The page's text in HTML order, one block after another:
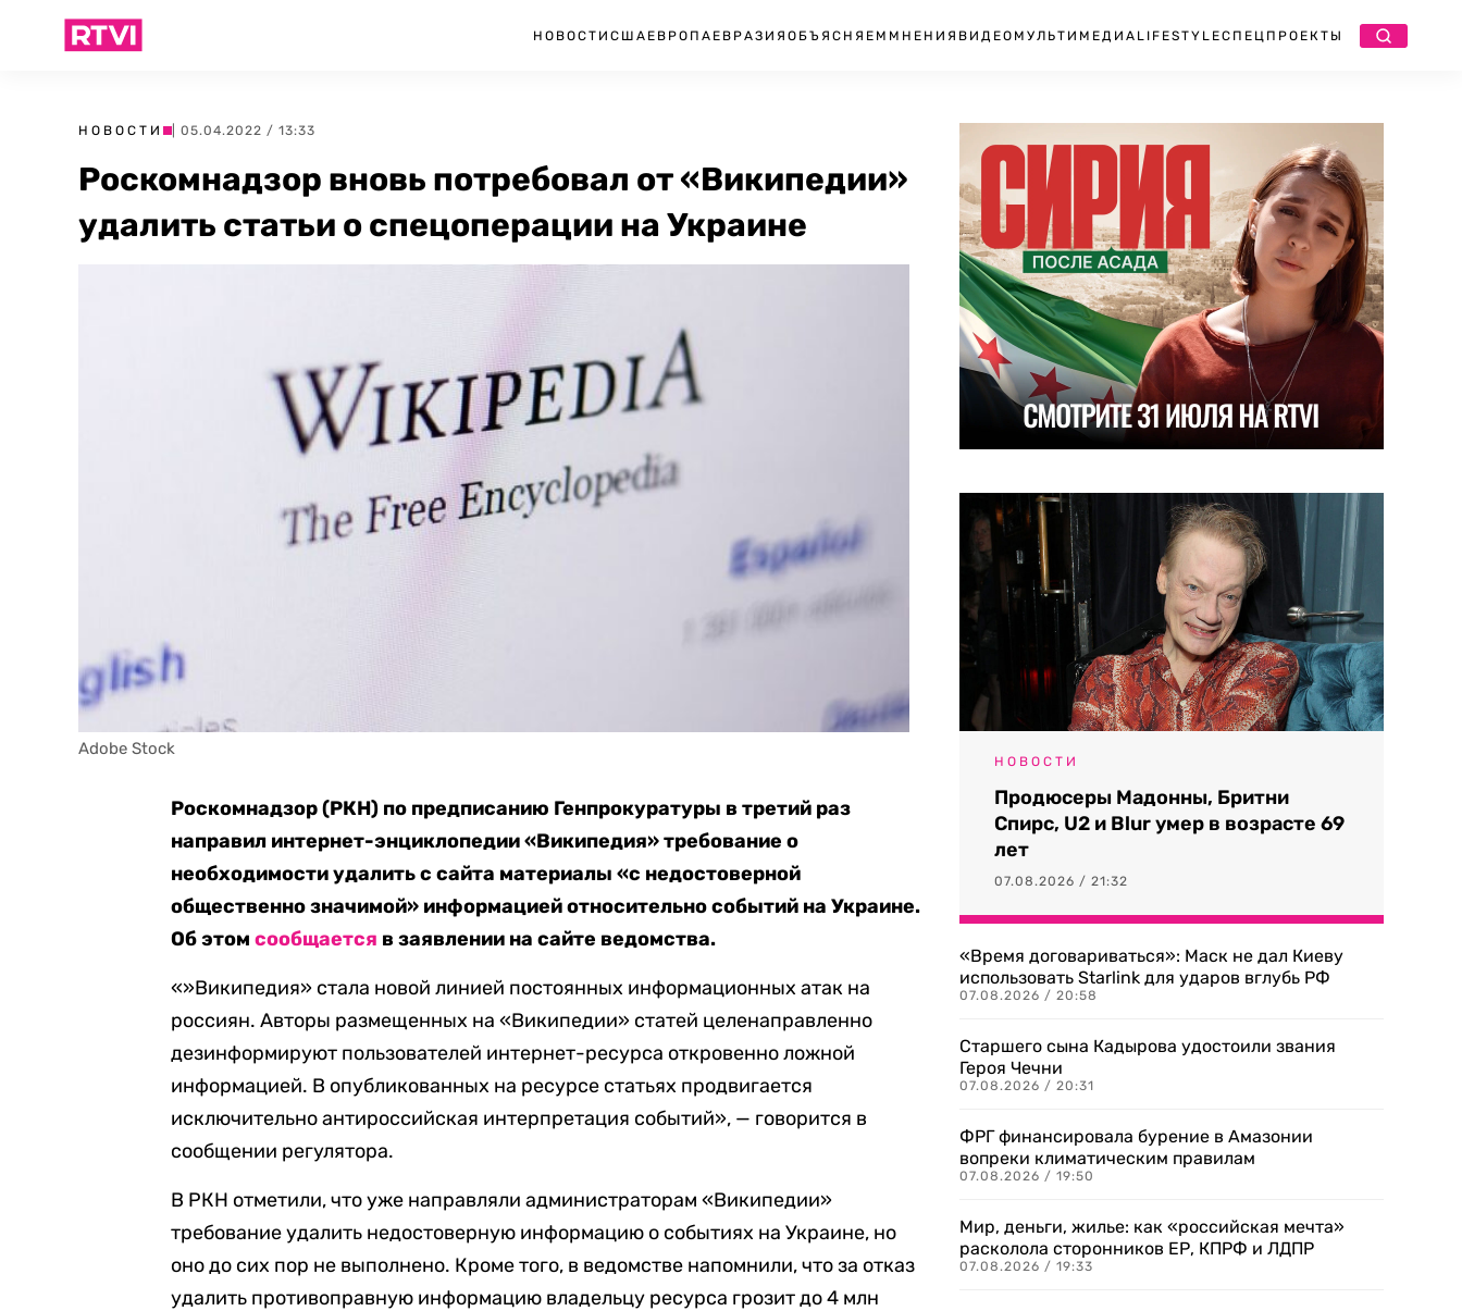
НОВОСТИ США ЕВРОПА ЕВРАЗИЯ ОБЪЯСНЯЕМ МНЕНИЯ ВИДЕО МУЛЬТИМЕДИА LIFESTYLEСПЕЦПРОЕКТЫ
НОВОСТИ | 05.04.2022 / 13:33
Роскомнадзор вновь потребовал от «Википедии»
удалить статьи о спецоперации на Украине
Adobe Stock
Роскомнадзор (РКН) по предписанию Генпрокуратуры в третий раз
направил интернет-энциклопедии «Википедия» требование о
необходимости удалить с сайта материалы «с недостоверной
общественно значимой» информацией относительно событий на Украине.
Об этомсообщается в заявлении на сайте ведомства.
«»Википедия» стала новой линией постоянных информационных атак на
россиян. Авторы размещенных на «Википедии» статей целенаправленно
дезинформируют пользователей интернет-ресурса откровенно ложной
информацией. В опубликованных на ресурсе статьях продвигается
исключительно антироссийская интерпретация событий», — говорится в
сообщении регулятора.
В РКН отметили, что уже направляли администраторам «Википедии»
требование удалить недостоверную информацию о событиях на Украине, но
оно до сих пор не выполнено. Кроме того, в ведомстве напомнили, что за отказ
удалить противоправную информацию владельцу ресурса грозит до 4 млн
НОВОСТИ
Продюсеры Мадонны, Бритни
Спирс, U2 и Blur умер в возрасте 69
лет
07.08.2026 / 21:32
«Время договариваться»: Маск не дал Киеву
использовать Starlink для ударов вглубь РФ
07.08.2026 / 20:58
Старшего сына Кадырова удостоили звания
Героя Чечни
07.08.2026 / 20:31
ФРГ финансировала бурение в Амазонии
вопреки климатическим правилам
07.08.2026 / 19:50
Мир, деньги, жилье: как «российская мечта»
расколола сторонников ЕР, КПРФ и ЛДПР
07.08.2026 / 19:33